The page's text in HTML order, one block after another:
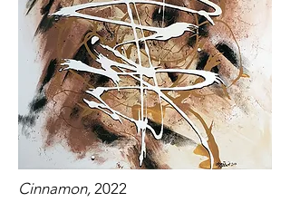
Cinnamon, 2022